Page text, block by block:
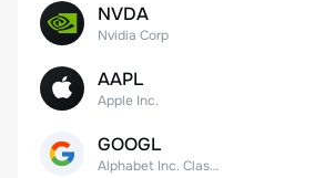
NVDA
Nvidia Corp
AAPL
Apple Inc.
GOOGL
Alphabet Inc. Class A Common Stock